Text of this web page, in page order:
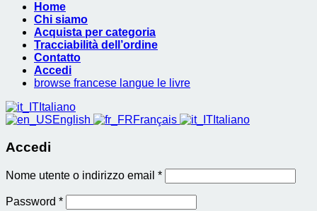
Home
Chi siamo
Acquista per categoria
Tracciabilità dell’ordine
Contatto
Accedi
browse francese langue le livre
Italiano
English
Français Italiano
Accedi
Nome utente o indirizzo email *Richiesto
Password *Richiesto